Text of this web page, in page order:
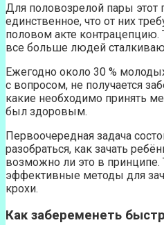
Для половозрелой пары этот
единственное, что от них
половом акте контрацепцию.
все больше людей
Ежегодно около 30 %
с вопросом, не получается
какие необходимо принять
был здоровым.
Первоочередная задача
разобраться, как зачать
возможно ли это в
эффективные методы для
крохи.
Как забеременеть